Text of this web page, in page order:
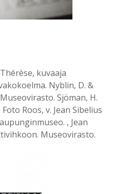
kuvaaja
Nyblin, D. &
Sjöman, H.
Roos, v. Jean Sibelius
, Jean
Museovirasto.